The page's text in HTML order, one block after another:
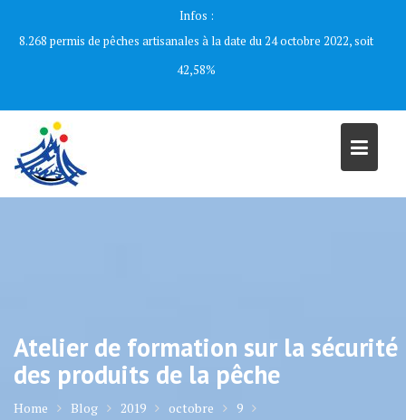
Infos :
8.268 permis de pêches artisanales à la date du 24 octobre 2022, soit
42,58%
Atelier de formation sur la sécurité
des produits de la pêche
Home Blog 2019 octobre
9